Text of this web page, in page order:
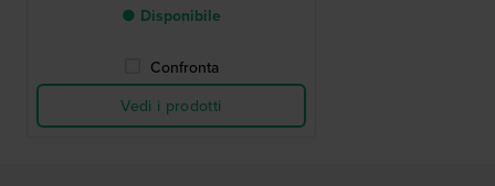
● Disponibile
Confronta
Vedi i prodotti